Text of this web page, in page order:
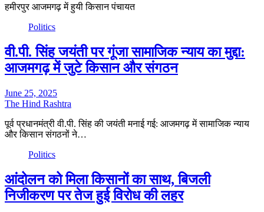
हमीरपुर आजमगढ़ में हुयी किसान पंचायत
Politics
वी.पी. सिंह जयंती पर गूंजा सामाजिक न्याय का मुद्दा:
आजमगढ़ में जुटे किसान और संगठन
June 25, 2025
The Hind Rashtra
पूर्व प्रधानमंत्री वी.पी. सिंह की जयंती मनाई गई: आजमगढ़ में सामाजिक न्याय
और किसान संगठनों ने…
Politics
आंदोलन को मिला किसानों का साथ, बिजली
निजीकरण पर तेज हुई विरोध की लहर